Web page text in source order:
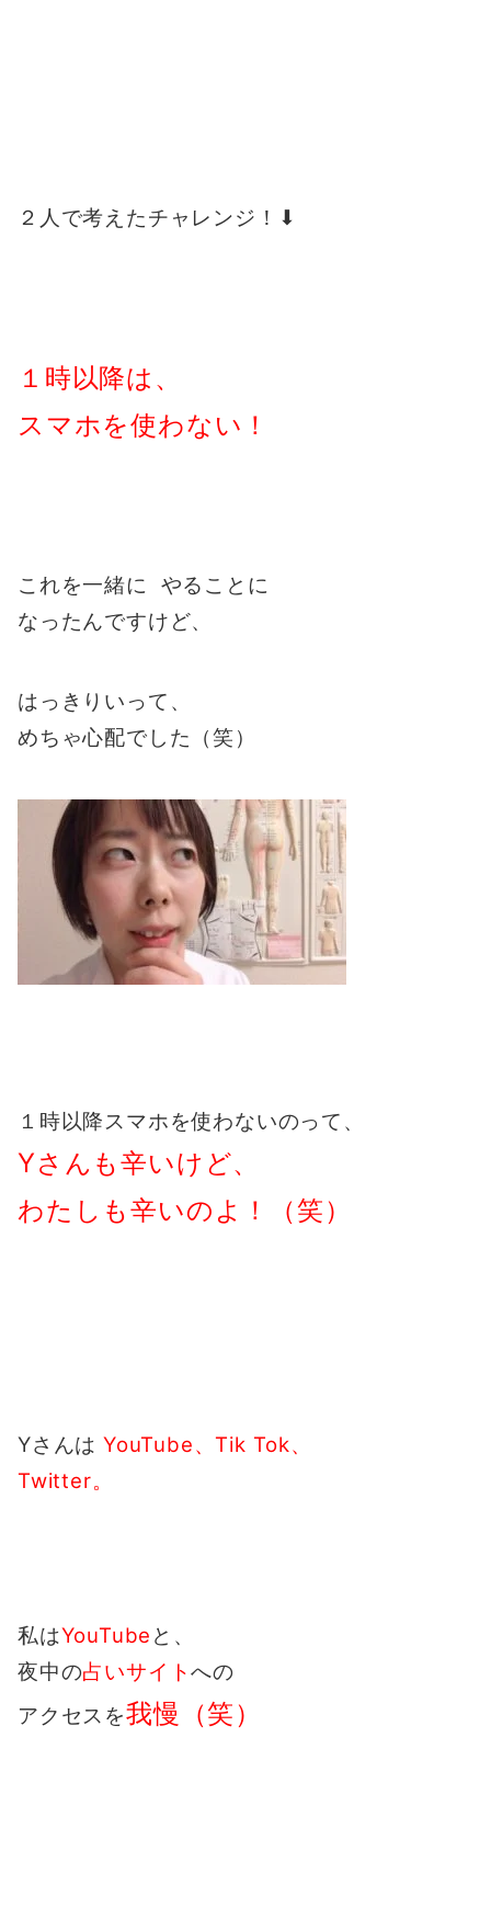
２人で考えたチャレンジ！⬇︎
１時以降は、
スマホを使わない！
これを一緒に やることに
なったんですけど、
はっきりいって、
めちゃ心配でした（笑）
１時以降スマホを使わないのって、
Yさんも辛いけど、
わたしも辛いのよ！（笑）
Yさんは YouTube、Tik Tok、
Twitter。
私はYouTube と、
夜中の占いサイトへの
アクセスを我慢（笑）